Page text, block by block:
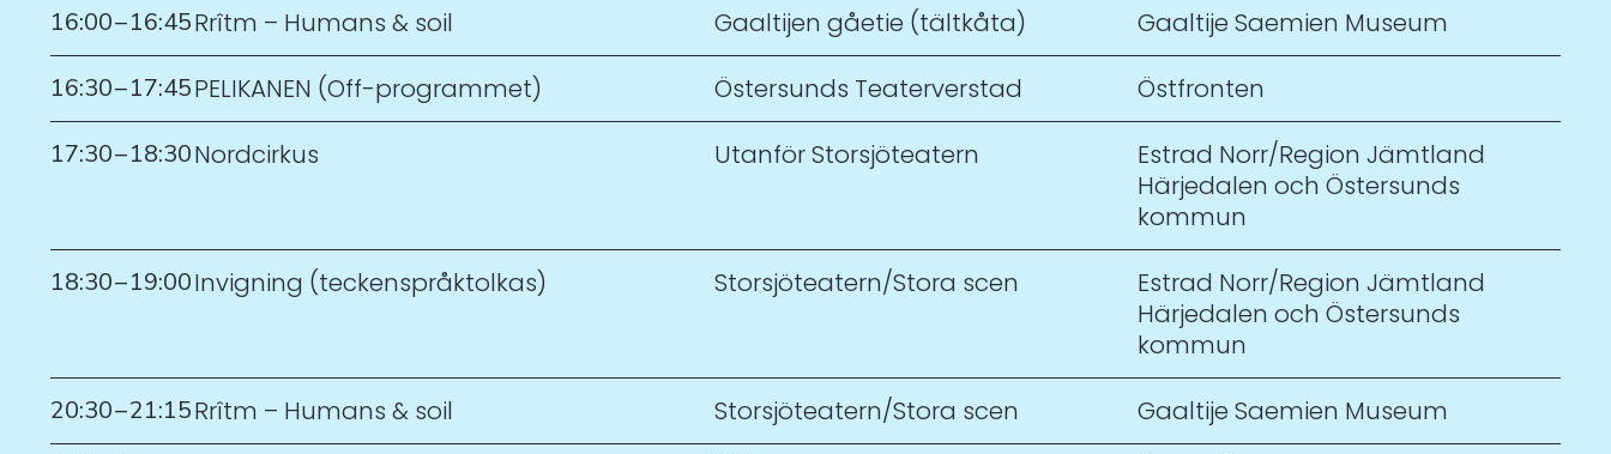
16:00–16:45Rrîtm – Humans & soil Gaaltijen gåetie (tältkåta) Gaaltije Saemien Museum
16:30–17:45PELIKANEN (Off-programmet) Östersunds Teaterverstad Östfronten
17:30–18:30Nordcirkus Utanför Storsjöteatern
Estrad Norr/Region Jämtland
Härjedalen och Östersunds
kommun
18:30–19:00Invigning (teckenspråktolkas) Storsjöteatern/Stora scen
Estrad Norr/Region Jämtland
Härjedalen och Östersunds
kommun
20:30–21:15Rrîtm – Humans & soil Storsjöteatern/Stora scen
Gaaltije Saemien Museum